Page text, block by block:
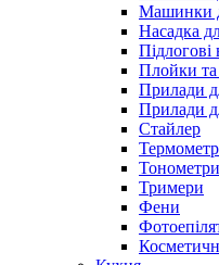
Машинки
Насадка
Підлогові
Плойки та
Прилади
Прилади
Стайлер
Тонометри
Тримери
Фени